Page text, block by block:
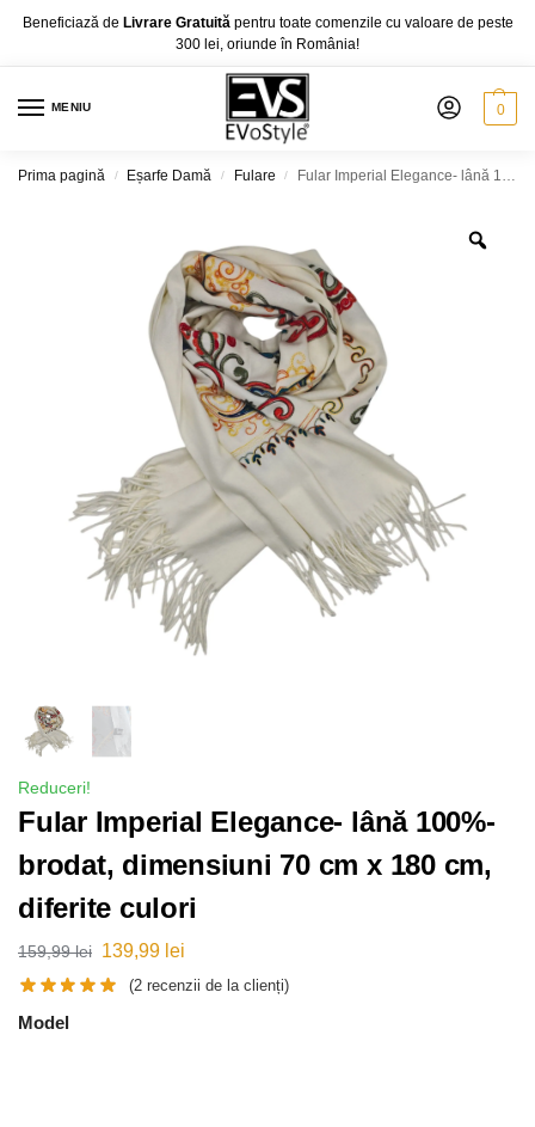
Beneficiază de Livrare Gratuită pentru toate comenzile cu valoare de peste
300 lei, oriunde în România!
MENIU 0
Prima pagină / Eșarfe Damă / Fulare / Fular Imperial Elegance- lână 100%-brodat, dimensiuni 70 cm x 180 cm, diferite culori
Reduceri!
Fular Imperial Elegance- lână 100%-
brodat, dimensiuni 70 cm x 180 cm,
diferite culori
159,99lei 139,99 lei
(2 recenzii de la clienți)
Model